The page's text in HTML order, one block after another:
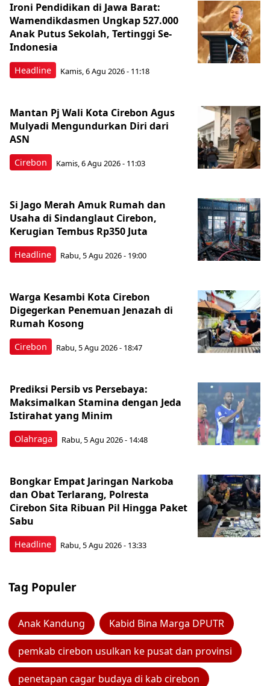
Headline
Ironi Pendidikan di Jawa Barat:
Wamendikdasmen Ungkap 527.000
Anak Putus Sekolah, Tertinggi Se-
Indonesia
Kamis, 6 Agu 2026 - 11:18
Cirebon
Mantan Pj Wali Kota Cirebon Agus
Mulyadi Mengundurkan Diri dari
ASN
Kamis, 6 Agu 2026 - 11:03
Headline
Si Jago Merah Amuk Rumah dan
Usaha di Sindanglaut Cirebon,
Kerugian Tembus Rp350 Juta
Rabu, 5 Agu 2026 - 19:00
Cirebon
Warga Kesambi Kota Cirebon
Digegerkan Penemuan Jenazah di
Rumah Kosong
Rabu, 5 Agu 2026 - 18:47
Olahraga
Prediksi Persib vs Persebaya:
Maksimalkan Stamina dengan Jeda
Istirahat yang Minim
Rabu, 5 Agu 2026 - 14:48
Headline
Bongkar Empat Jaringan Narkoba
dan Obat Terlarang, Polresta
Cirebon Sita Ribuan Pil Hingga Paket
Sabu
Rabu, 5 Agu 2026 - 13:33
Tag Populer
Anak Kandung Kabid Bina Marga DPUTR
pemkab cirebon usulkan ke pusat dan provinsi
penetapan cagar budaya di kab cirebon